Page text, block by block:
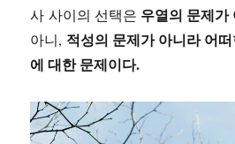
사 사이의 선택은 우열의 문제가
아니, 적성의 문제가 아니라 어
에 대한 문제이다.